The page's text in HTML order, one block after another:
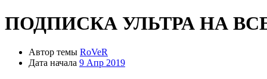
ПОДПИСКА УЛЬТРА НА
Автор темы RoVeR
Дата начала 9 Апр 2019